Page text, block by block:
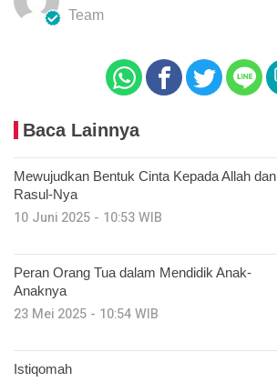
Team
Baca Lainnya
Mewujudkan Bentuk Cinta Kepada Allah dan
Rasul-Nya
10 Juni 2025 - 10:53 WIB
Peran Orang Tua dalam Mendidik Anak-
Anaknya
23 Mei 2025 - 10:54 WIB
Istiqomah